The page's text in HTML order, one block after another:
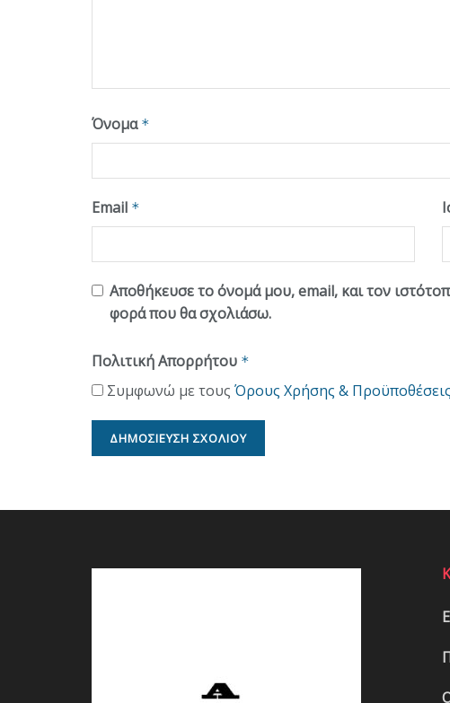
Όνομα *
Email *
Αποθήκευσε το όνομά μου, email, και τον
φορά που θα σχολιάσω.
Πολιτική Απορρήτου *
Συμφωνώ με τους Όρους Χρήσης & Προϋποθέσεις